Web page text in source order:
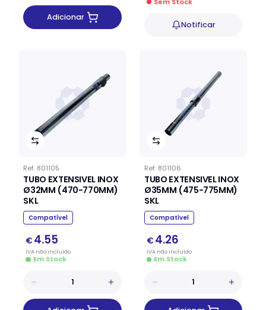
Adicionar
Notificar
Ref. 801105
TUBO EXTENSIVEL INOX
Ø32MM (470-770MM)
SKL
Compatível
€ 4.55
IVA nãoincluído
Em Stock
Ref. 801106
TUBO EXTENSIVEL INOX
Ø35MM (475-775MM)
SKL
Compatível
€ 4.26
IVA nãoincluído
Em Stock